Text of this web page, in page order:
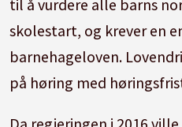
til å vurdere alle barns
skolestart, og krever en
barnehageloven.
på høring med